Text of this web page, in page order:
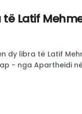
të Latif
dy libra të Latif
- nga Apartheidi